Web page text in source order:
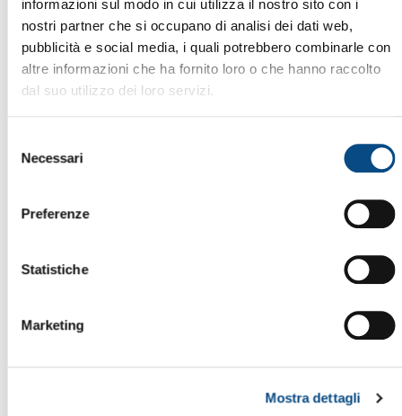
informazioni sul modo in cui utilizza il nostro sito con i
nostri partner che si occupano di analisi dei dati web,
pubblicità e social media, i quali potrebbero combinarle con
altre informazioni che ha fornito loro o che hanno raccolto
dal suo utilizzo dei loro servizi.
delNecessari
Preferenze
Statistiche
Marketing
Mostra dettagli